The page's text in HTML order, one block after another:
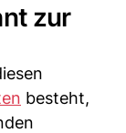
zur
besteht,